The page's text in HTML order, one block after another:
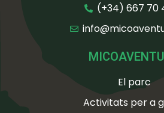
(+34) 667 70
El parc
Activitats per a